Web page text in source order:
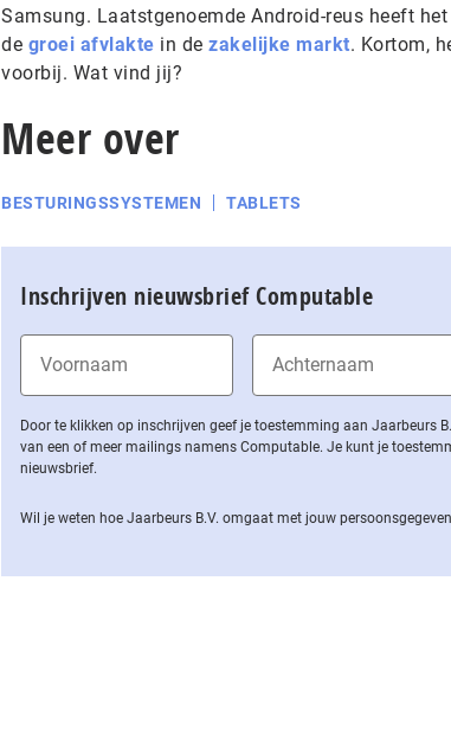
Samsung. Laatstgenoemde Android-reus heeft
de groei afvlakte in de zakelijke markt. Kortom,
voorbij. Wat vind jij?
Meer over
BESTURINGSSYSTEMEN TABLETS
Inschrijven nieuwsbrief Computable
Door te klikken op inschrijven geef je toestemming aan Jaarbeurs
van een of meer mailings namens Computable. Je kunt je
nieuwsbrief.
Wil je weten hoe Jaarbeurs B.V. omgaat met jouw